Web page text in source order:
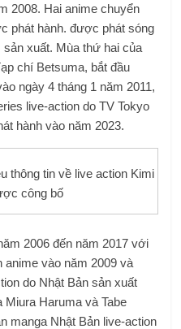
2008. Hai anime chuyển
phát hành. được phát sóng
sản xuất. Mùa thứ hai của
chí Betsuma, bắt đầu
ngày 4 tháng 1 năm 2011,
live-action do TV Tokyo
hành vào năm 2023.
thông tin về live action Kimi
công bố
2006 đến năm 2017 với
vào năm 2009 và
do Nhật Bản sản xuất
Haruma và Tabe
manga Nhật Bản live-action